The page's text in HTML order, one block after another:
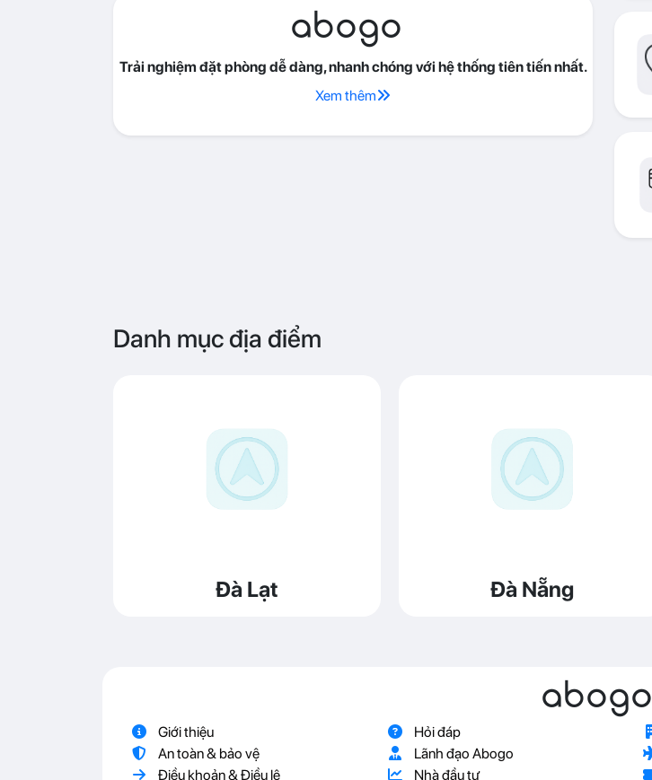
abogo
Trải nghiệm đặt phòng dễ dàng, nhanh chóng với hệ thống tiên tiến nhất.
Xem thêm
Danh mục địa điểm
Đà Lạt Đà Nẵng
abogo
Giới thiệu
An toàn & bảo vệ
Điều khoản & Điều lệ
Hỏi đáp
Lãnh đạo Abogo
Nhà đầu tư